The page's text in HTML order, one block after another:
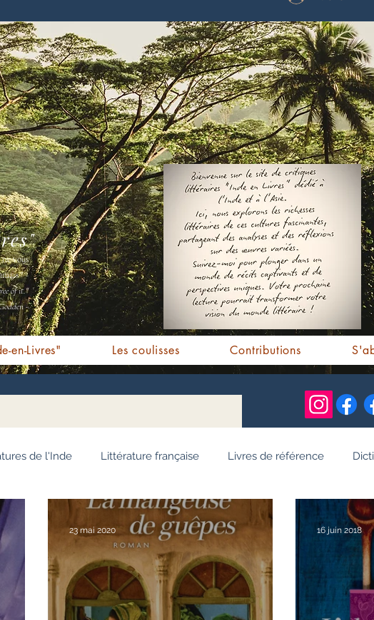
vous
" -
of it."
-
en-Livres" Les coulisses Contributions
de l'Inde Littérature française Livres de référence
/ Récits Romans jeunesse Personnalités
Ayurveda Bien-être Littérature hindi Littérature tamoule
23 mai 2020 16 juin 2018